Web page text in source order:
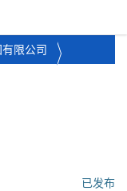
限公司
已发布